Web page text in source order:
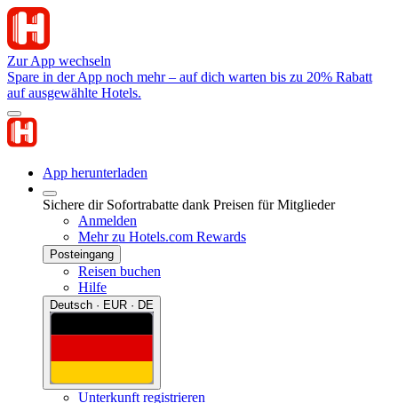
Zur App wechseln
Spare in der App noch mehr – auf dich warten bis zu 20% Rabatt
auf ausgewählte Hotels.
App herunterladen
Sichere dir Sofortrabatte dank Preisen für Mitglieder
Anmelden
Mehr zu Hotels.com Rewards
Posteingang
Reisen buchen
Hilfe
Deutsch · EUR · DE
Unterkunft registrieren